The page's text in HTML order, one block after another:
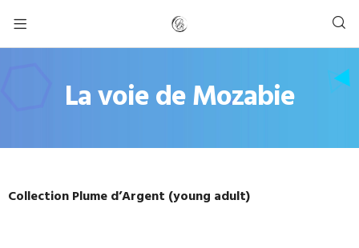
La voie de Mozabie
Collection Plume d’Argent (young adult)